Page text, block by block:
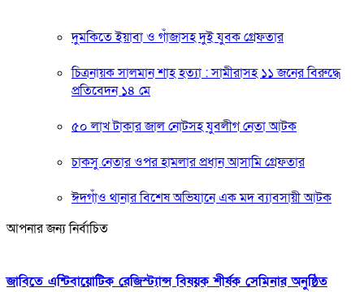
দুমকিতে ইয়াবা ও গাঁজাসহ দুই যুবক গ্রেফতার
চিত্রনায়ক সালমান শাহ হত্যা : সামীরাসহ ১১ জনের বিরুদ্ধে
প্রতিবেদন ১৪ মে
৫০ লাখ টাকার জাল নোটসহ যুবলীগ নেতা আটক
চাকসু নেতার ওপর হামলার প্রধান আসামি গ্রেফতার
ঈদগাঁও থানার বিশেষ অভিযানে এক মদ ব্যাবসায়ী আটক
আপনার জন্য নির্বাচিত
জাবিতে এন্টিবায়োটিক রেজিস্ট্যান্স বিষয়ক শীর্ষক সেমিনার অনুষ্ঠিত